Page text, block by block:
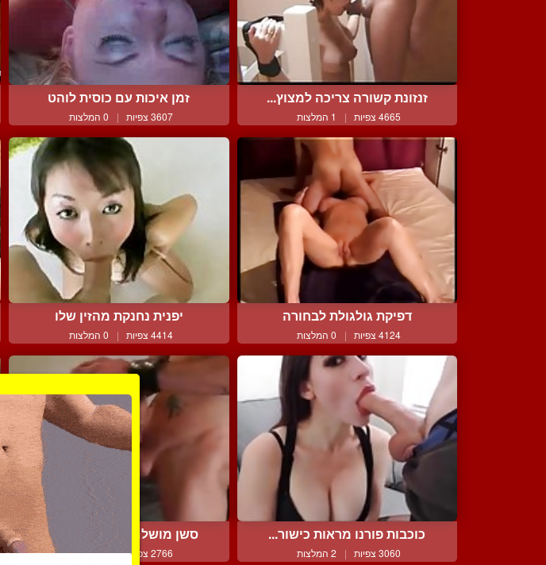
זנזונת קשורה צריכה למצוץ...
4665 צפיות | 1 המלצות
זמן איכות עם כוסית לוהט
3607 צפיות | 0 המלצות
דפיקת גולגולת לבחורה
4124 צפיות | 0 המלצות
יפנית נחנקת מהזין שלו
4414 צפיות | 0 המלצות
כוכבות פורנו מראות כישור...
3060 צפיות | 2 המלצות
סשן מושלם ודי אלים של זו...
2766 צפיות | 0 המלצות